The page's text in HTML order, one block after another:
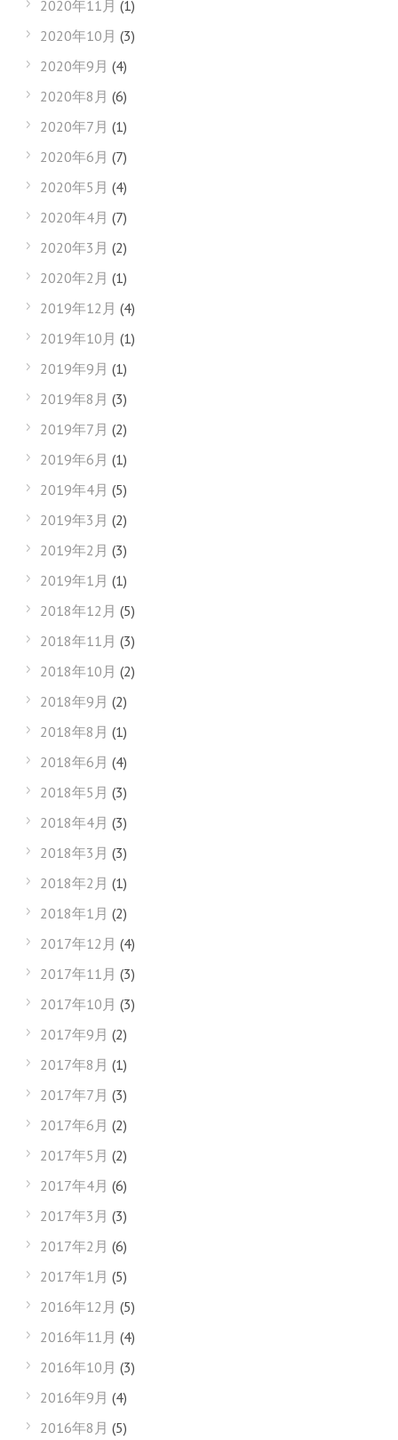
2020年11月 (1)
2020年10月 (3)
2020年9月 (4)
2020年8月 (6)
2020年7月 (1)
2020年6月 (7)
2020年5月 (4)
2020年4月 (7)
2020年3月 (2)
2020年2月 (1)
2019年12月 (4)
2019年10月 (1)
2019年9月 (1)
2019年8月 (3)
2019年7月 (2)
2019年6月 (1)
2019年4月 (5)
2019年3月 (2)
2019年2月 (3)
2019年1月 (1)
2018年12月 (5)
2018年11月 (3)
2018年10月 (2)
2018年9月 (2)
2018年8月 (1)
2018年6月 (4)
2018年5月 (3)
2018年4月 (3)
2018年3月 (3)
2018年2月 (1)
2018年1月 (2)
2017年12月 (4)
2017年11月 (3)
2017年10月 (3)
2017年9月 (2)
2017年8月 (1)
2017年7月 (3)
2017年6月 (2)
2017年5月 (2)
2017年4月 (6)
2017年3月 (3)
2017年2月 (6)
2017年1月 (5)
2016年12月 (5)
2016年11月 (4)
2016年10月 (3)
2016年9月 (4)
2016年8月 (5)